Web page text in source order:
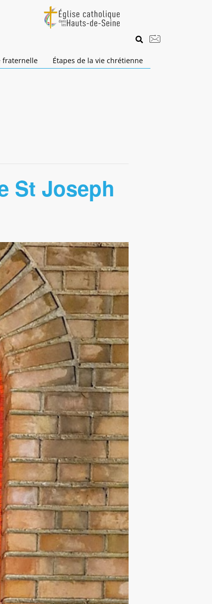
fraternelle Étapes de la vie chrétienne
St Joseph